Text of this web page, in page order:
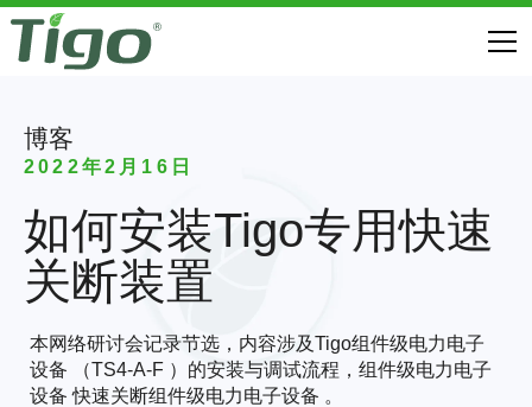
博客
2022年2月16日
如何安装Tigo专用快速
关断装置
本网络研讨会记录节选，内容涉及Tigo组件级电力电子
设备 （TS4-A-F ）的安装与调试流程，组件级电力电子
设备 快速关断组件级电力电子设备 。